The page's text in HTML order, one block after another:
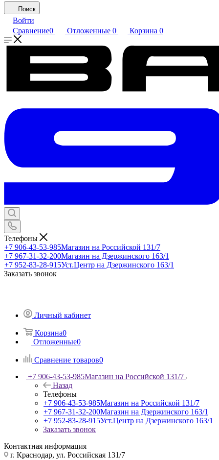
Поиск
Войти
Сравнение0 Отложенные 0 Корзина 0
Телефоны
+7 906-43-53-985Магазин на Российской 131/7
+7 967-31-32-200Магазин на Дзержинского 163/1
+7 952-83-28-915Уст.Центр на Дзержинского 163/1
Заказать звонок
Личный кабинет
Корзина0
Отложенные0
Сравнение товаров0
+7 906-43-53-985Магазин на Российской 131/7
Назад
Телефоны
+7 906-43-53-985Магазин на Российской 131/7
+7 967-31-32-200Магазин на Дзержинского 163/1
+7 952-83-28-915Уст.Центр на Дзержинского 163/1
Заказать звонок
Контактная информация
г. Краснодар, ул. Российская 131/7